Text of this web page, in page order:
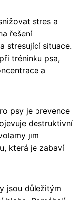
stres a
řešení
stresující situace.
tréninku psa,
a
psy je prevence
destruktivní
jim
která je zabaví
jsou důležitým